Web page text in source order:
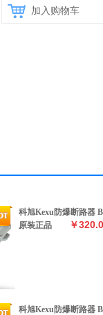
加入购物车
科旭Kexu防爆断路器
原装正品
￥
科旭Kexu防爆断路器